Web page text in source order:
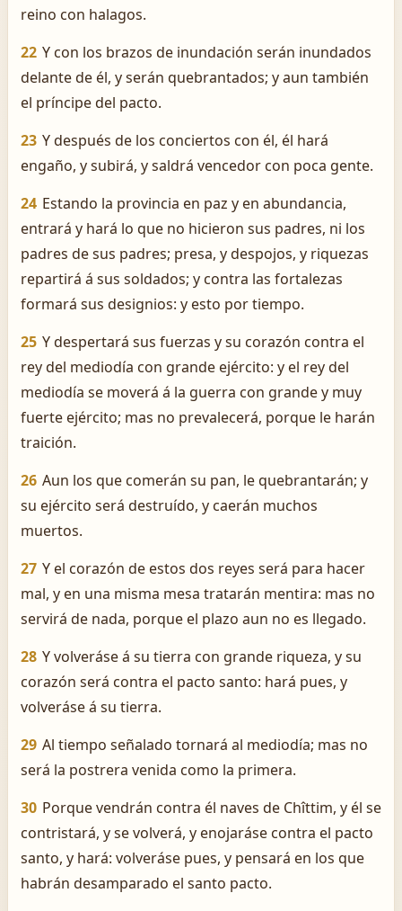
reino con halagos.
22 Y con los brazos de inundación serán inundados
delante de él, y serán quebrantados; y aun también
el príncipe del pacto.
23 Y después de los conciertos con él, él hará
engaño, y subirá, y saldrá vencedor con poca gente.
24 Estando la provincia en paz y en abundancia,
entrará y hará lo que no hicieron sus padres, ni los
padres de sus padres; presa, y despojos, y riquezas
repartirá á sus soldados; y contra las fortalezas
formará sus designios: y esto por tiempo.
25 Y despertará sus fuerzas y su corazón contra el
rey del mediodía con grande ejército: y el rey del
mediodía se moverá á la guerra con grande y muy
fuerte ejército; mas no prevalecerá, porque le harán
traición.
26 Aun los que comerán su pan, le quebrantarán; y
su ejército será destruído, y caerán muchos
muertos.
27 Y el corazón de estos dos reyes será para hacer
mal, y en una misma mesa tratarán mentira: mas no
servirá de nada, porque el plazo aun no es llegado.
28 Y volveráse á su tierra con grande riqueza, y su
corazón será contra el pacto santo: hará pues, y
volveráse á su tierra.
29 Al tiempo señalado tornará al mediodía; mas no
será la postrera venida como la primera.
30 Porque vendrán contra él naves de Chîttim, y él se
contristará, y se volverá, y enojaráse contra el pacto
santo, y hará: volveráse pues, y pensará en los que
habrán desamparado el santo pacto.